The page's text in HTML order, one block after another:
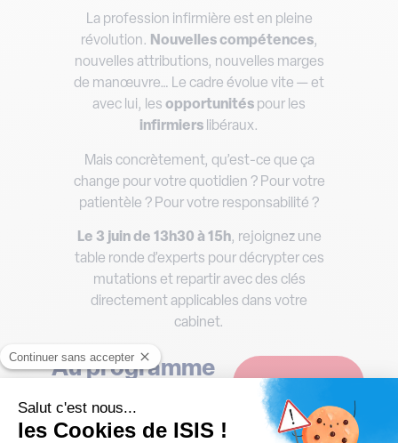
La profession infirmière est en pleine
révolution. Nouvelles compétences,
nouvelles attributions, nouvelles marges
de manœuvre… Le cadre évolue vite — et
avec lui, les opportunités pour les
infirmiers libéraux.
Mais concrètement, qu’est-ce que ça
change pour votre quotidien ? Pour votre
patientèle ? Pour votre responsabilité ?
Le 3 juin de 13h30 à 15h, rejoignez une
table ronde d’experts pour décrypter ces
mutations et repartir avec des clés
directement applicables dans votre
cabinet.
Au programme
Les compétences
et nouvelles
Nos